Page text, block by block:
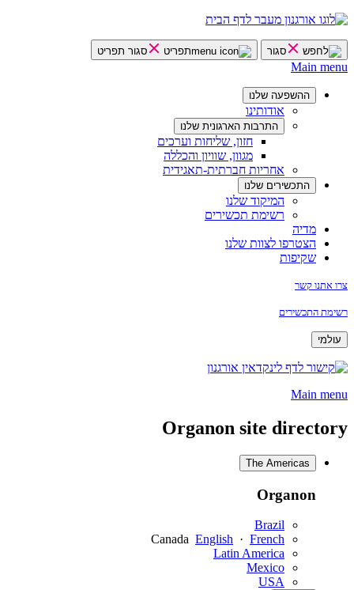
עבור
סגור תפריט סגור תפריט
Main menu
ההשפעה שלנו
אודותינו
התרבות הארגונית שלנו
חזון, שליחות וערכים
מגוון, שוויון והכללה
אחריות חברתית-תאגידית
התכשירים שלנו
המיקוד שלנו
רשימת תכשירים
מדיה
הצטרפו לצוות שלנו
שקיפות
צרו אתנו קשר
רשימת התכשירים
עולמי
נפתח
Main menu
Organon site directory
The Americas
Organon
Brazil
Canada English · French
Latin America
Mexico
USA